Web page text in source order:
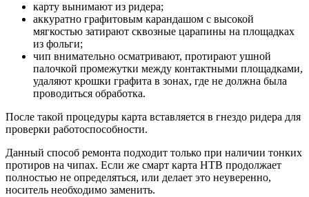
карту вынимают из ридера;
аккуратно графитовым карандашом с высокой
мягкостью затирают сквозные царапины на площадках
из фольги;
чип внимательно осматривают, протирают ушной
палочкой промежутки между контактными площадками,
удаляют крошки графита в зонах, где не должна была
проводиться обработка.
После такой процедуры карта вставляется в гнездо ридера для
проверки работоспособности.
Данный способ ремонта подходит только при наличии тонких
протиров на чипах. Если же смарт карта НТВ продолжает
полностью не определяться, или делает это неуверенно,
носитель необходимо заменить.